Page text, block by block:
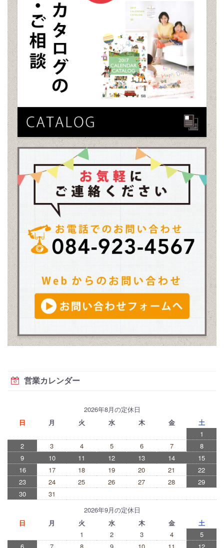
営業カレンダー
2026年8月の定休日
日
月 火 水 木 金
土
1
2
3 4 5 6 7
8
9
10 11 12 13 14
15
16
17 18 19 20 21
22
23
24 25 26 27 28
29
30
31
2026年9月の定休日
日
月 火 水 木 金
土
1
2 3 4
5